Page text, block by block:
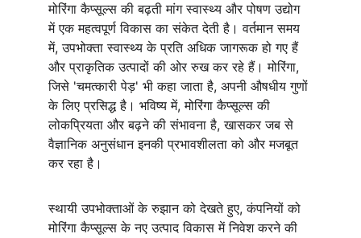
मोरिंगा कैप्सूल्स की बढ़ती मांग स्वास्थ्य और पोषण उद्योग
में एक महत्वपूर्ण विकास का संकेत देती है। वर्तमान समय
में, उपभोक्ता स्वास्थ्य के प्रति अधिक जागरूक हो गए हैं
और प्राकृतिक उत्पादों की ओर रुख कर रहे हैं। मोरिंगा,
जिसे 'चमत्कारी पेड़' भी कहा जाता है, अपनी औषधीय गुणों
के लिए प्रसिद्ध है। भविष्य में, मोरिंगा कैप्सूल्स की
लोकप्रियता और बढ़ने की संभावना है, खासकर जब से
वैज्ञानिक अनुसंधान इनकी प्रभावशीलता को और मजबूत
कर रहा है।
स्थायी उपभोक्ताओं के रुझान को देखते हुए, कंपनियों को
मोरिंगा कैप्सूल्स के नए उत्पाद विकास में निवेश करने की